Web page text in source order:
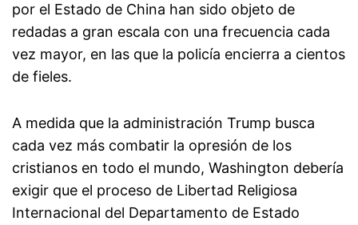
por el Estado de China han sido objeto de
redadas a gran escala con una frecuencia cada
vez mayor, en las que la policía encierra a cientos
de fieles.
A medida que la administración Trump busca
cada vez más combatir la opresión de los
cristianos en todo el mundo, Washington debería
exigir que el proceso de Libertad Religiosa
Internacional del Departamento de Estado